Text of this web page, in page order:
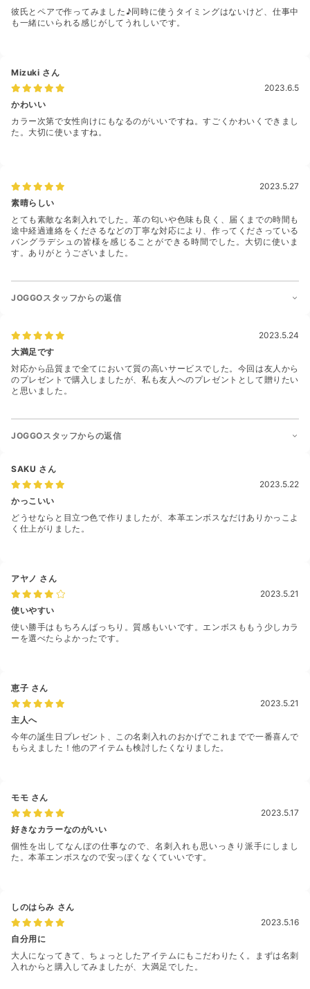
彼氏とペアで作ってみました♪同時に使うタイミングはないけど、仕事中
も一緒にいられる感じがしてうれしいです。
Mizuki さん
2023.6.5
かわいい
カラー次第で女性向けにもなるのがいいですね。すごくかわいくできまし
た。大切に使いますね。
2023.5.27
素晴らしい
とても素敵な名刺入れでした。革の匂いや色味も良く、届くまでの時間も
途中経過連絡をくださるなどの丁寧な対応により、作ってくださっている
バングラデシュの皆様を感じることができる時間でした。大切に使いま
す。ありがとうございました。
JOGGOスタッフからの返信
2023.5.24
大満足です
対応から品質まで全てにおいて質の高いサービスでした。今回は友人から
のプレゼントで購入しましたが、私も友人へのプレゼントとして贈りたい
と思いました。
JOGGOスタッフからの返信
SAKU さん
2023.5.22
かっこいい
どうせならと目立つ色で作りましたが、本革エンボスなだけありかっこよ
く仕上がりました。
アヤノ さん
2023.5.21
使いやすい
使い勝手はもちろんばっちり。質感もいいです。エンボスももう少しカラ
ーを選べたらよかったです。
恵子 さん
2023.5.21
主人へ
今年の誕生日プレゼント、この名刺入れのおかげでこれまでで一番喜んで
もらえました！他のアイテムも検討したくなりました。
モモ さん
2023.5.17
好きなカラーなのがいい
個性を出してなんぼの仕事なので、名刺入れも思いっきり派手にしまし
た。本革エンボスなので安っぽくなくていいです。
しのはらみ さん
2023.5.16
自分用に
大人になってきて、ちょっとしたアイテムにもこだわりたく。まずは名刺
入れからと購入してみましたが、大満足でした。